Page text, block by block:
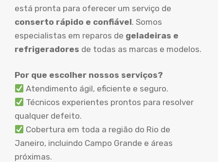
está pronta para oferecer um serviço de
conserto rápido e confiável. Somos
especialistas em reparos de geladeiras e
refrigeradores de todas as marcas e modelos.
Por que escolher nossos serviços?
Atendimento ágil, eficiente e seguro.
Técnicos experientes prontos para resolver
qualquer defeito.
Cobertura em toda a região do Rio de
Janeiro, incluindo Campo Grande e áreas
próximas.